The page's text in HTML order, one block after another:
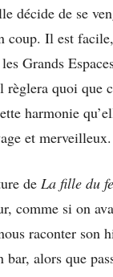
décide de se
coup. Il est
Grands
règlera quoi que
harmonie
et merveilleux.
de La fille du
comme si on
raconter son
bar, alors que